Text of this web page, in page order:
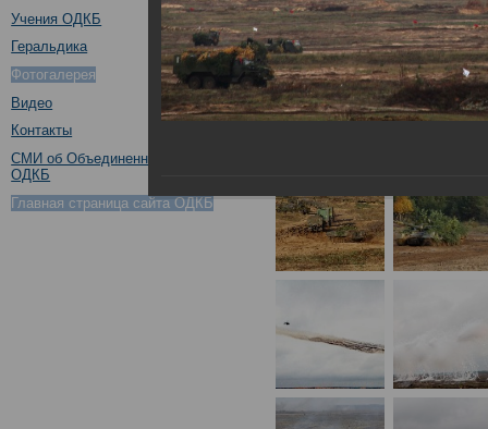
Учения ОДКБ
Геральдика
Фотогалерея
Видео
Контакты
СМИ об Объединенном штабе
ОДКБ
Главная страница сайта ОДКБ